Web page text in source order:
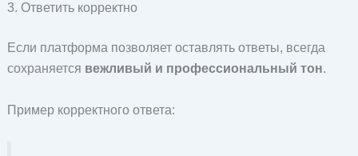
3. Ответить корректно
Если платформа позволяет оставлять ответы, всегда
сохраняется вежливый и профессиональный тон.
Пример корректного ответа: